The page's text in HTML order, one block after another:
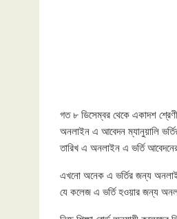
গত ৮ ডিসেম্বর থেকে একাদশ
অনলাইন এ আবেদন ম্যানুয়ালি
তারিখ এ অনলাইন এ ভর্তি
এখনো অনেক এ ভর্তির জন্য
যে কলেজ এ ভর্তি হওয়ার জন্য